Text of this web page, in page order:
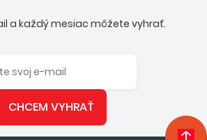
a každý mesiac môžete vyhrať.
CHCEM VYHRAŤ